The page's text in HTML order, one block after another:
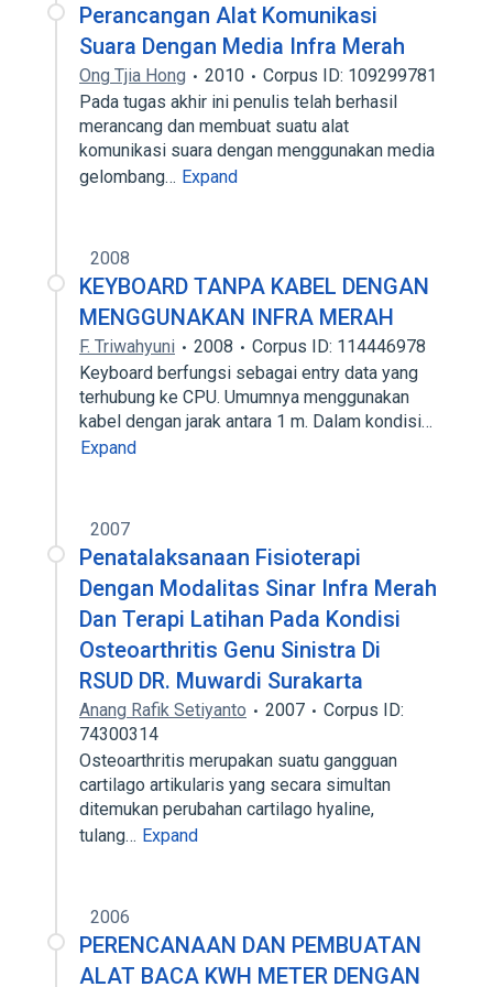
Perancangan Alat Komunikasi
Suara Dengan Media Infra Merah
Ong Tjia Hong 2010
Corpus ID: 109299781
Pada tugas akhir ini penulis telah berhasil
merancang dan membuat suatu alat
komunikasi suara dengan menggunakan media
gelombang… Expand
2008
KEYBOARD TANPA KABEL DENGAN
MENGGUNAKAN INFRA MERAH
F. Triwahyuni 2008
Corpus ID: 114446978
Keyboard berfungsi sebagai entry data yang
terhubung ke CPU. Umumnya menggunakan
kabel dengan jarak antara 1 m. Dalam kondisi…
Expand
2007
Penatalaksanaan Fisioterapi
Dengan Modalitas Sinar Infra Merah
Dan Terapi Latihan Pada Kondisi
Osteoarthritis Genu Sinistra Di
RSUD DR. Muwardi Surakarta
Anang Rafik Setiyanto 2007
Corpus ID:
74300314
Osteoarthritis merupakan suatu gangguan
cartilago artikularis yang secara simultan
ditemukan perubahan cartilago hyaline,
tulang… Expand
2006
PERENCANAAN DAN PEMBUATAN
ALAT BACA KWH METER DENGAN